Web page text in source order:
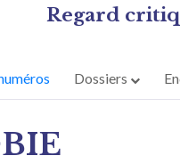
Regard
Dossiers